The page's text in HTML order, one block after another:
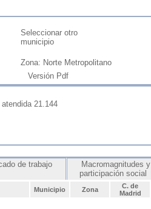
Seleccionar otro
municipio
Zona: Norte Metropolitano
Versión Pdf
21.144
de trabajo
Macromagnitudes y
participación social
Municipio Zona
C. de
Madrid